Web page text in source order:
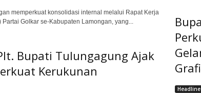
memperkuat konsolidasi internal melalui Rapat Kerja
Golkar se-Kabupaten Lamongan, yang...
Bupati Tulungagung Ajak
Kerukunan
Headline